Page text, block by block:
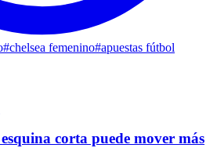
#chelsea femenino#apuestas fútbol
corta puede mover más